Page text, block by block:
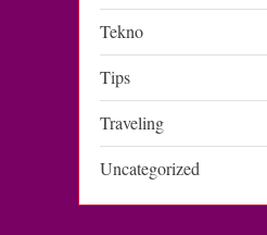
Tekno
Tips
Traveling
Uncategorized